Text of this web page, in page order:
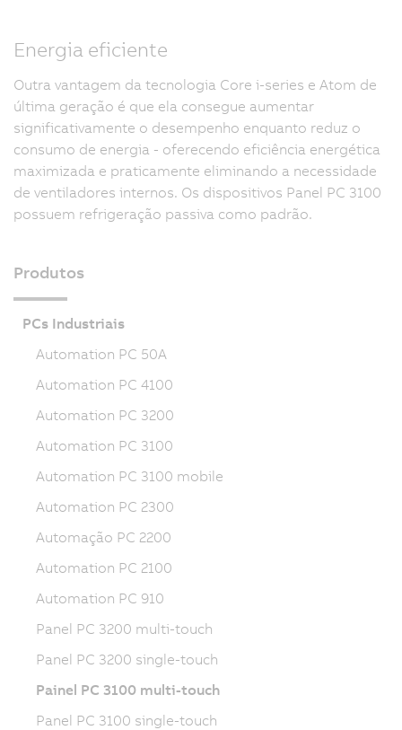
Energia eficiente
Outra vantagem da tecnologia Core i-series e Atom de
última geração é que ela consegue aumentar
significativamente o desempenho enquanto reduz o
consumo de energia - oferecendo eficiência energética
maximizada e praticamente eliminando a necessidade
de ventiladores internos. Os dispositivos Panel PC 3100
possuem refrigeração passiva como padrão.
Produtos
PCs Industriais
Automation PC 50A
Automation PC 4100
Automation PC 3200
Automation PC 3100
Automation PC 3100 mobile
Automation PC 2300
Automação PC 2200
Automation PC 2100
Automation PC 910
Panel PC 3200 multi-touch
Panel PC 3200 single-touch
Painel PC 3100 multi-touch
Panel PC 3100 single-touch